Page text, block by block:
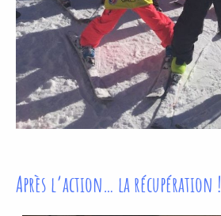
Après l’action… la récupération !